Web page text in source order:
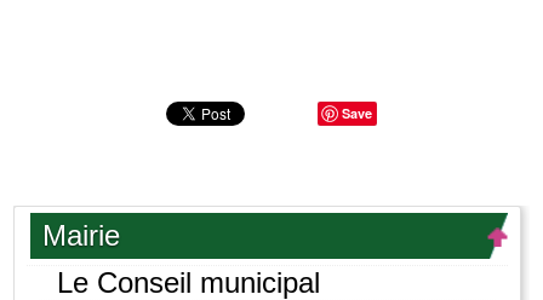
Save
Mairie
Le Conseil municipal